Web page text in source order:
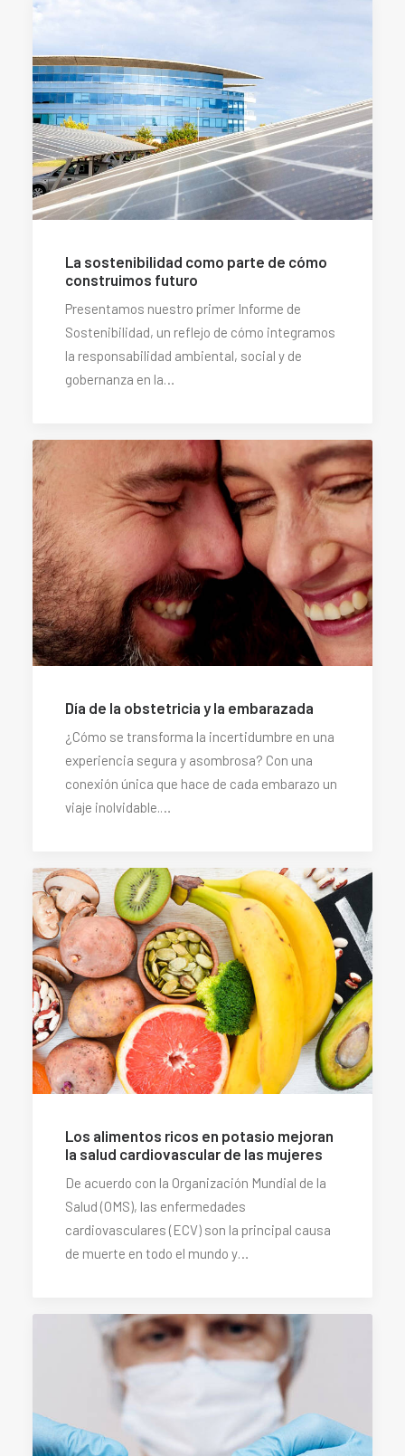
La sostenibilidad como parte de cómo
construimos futuro
Presentamos nuestro primer Informe de
Sostenibilidad, un reflejo de cómo integramos
la responsabilidad ambiental, social y de
gobernanza en la…
Día de la obstetricia y la embarazada
¿Cómo se transforma la incertidumbre en una
experiencia segura y asombrosa? Con una
conexión única que hace de cada embarazo un
viaje inolvidable.…
Los alimentos ricos en potasio mejoran
la salud cardiovascular de las mujeres
De acuerdo con la Organización Mundial de la
Salud (OMS), las enfermedades
cardiovasculares (ECV) son la principal causa
de muerte en todo el mundo y…